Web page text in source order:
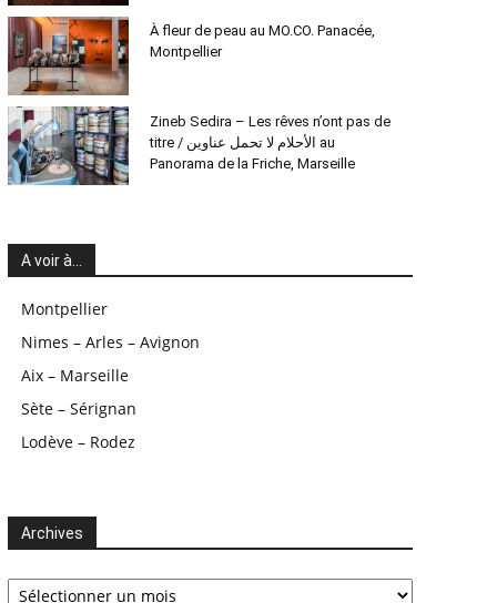
À fleur de peau au MO.CO. Panacée,
Montpellier
Zineb Sedira – Les rêves n’ont pas de
titre / الأحلام لا تحمل عناوين au
Panorama de la Friche, Marseille
A voir à…
Montpellier
Nimes – Arles – Avignon
Aix – Marseille
Sète – Sérignan
Lodève – Rodez
Archives
Archives